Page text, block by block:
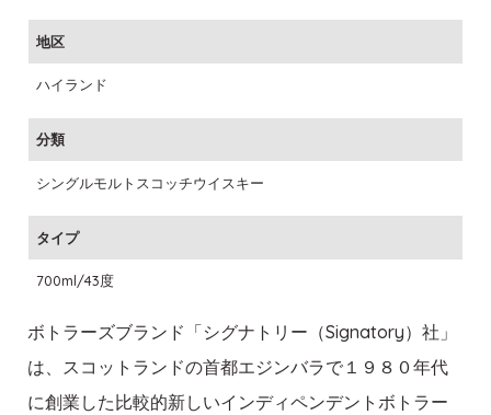
地区
ハイランド
分類
シングルモルトスコッチウイスキー
タイプ
700ml/43度
ボトラーズブランド「シグナトリー（Signatory）社」
は、スコットランドの首都エジンバラで１９８０年代
に創業した比較的新しいインディペンデントボトラー